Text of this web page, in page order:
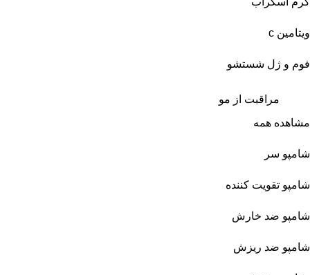
ویتامین c
فوم و ژل شستشو
مراقبت از مو
مشاهده همه
شامپو سر
شامپو تقویت کننده
شامپو ضد خارش
شامپو ضد ریزش